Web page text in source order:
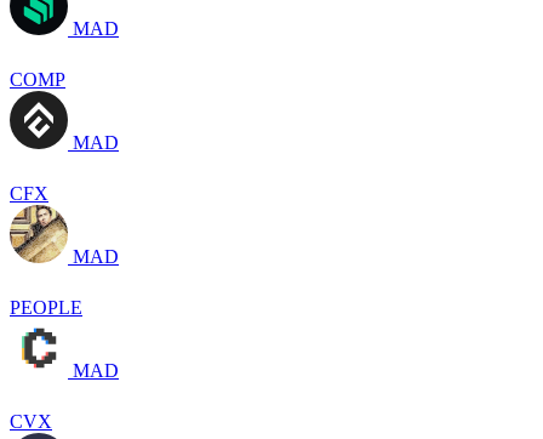
MAD
COMP
MAD
CFX
MAD
PEOPLE
MAD
CVX